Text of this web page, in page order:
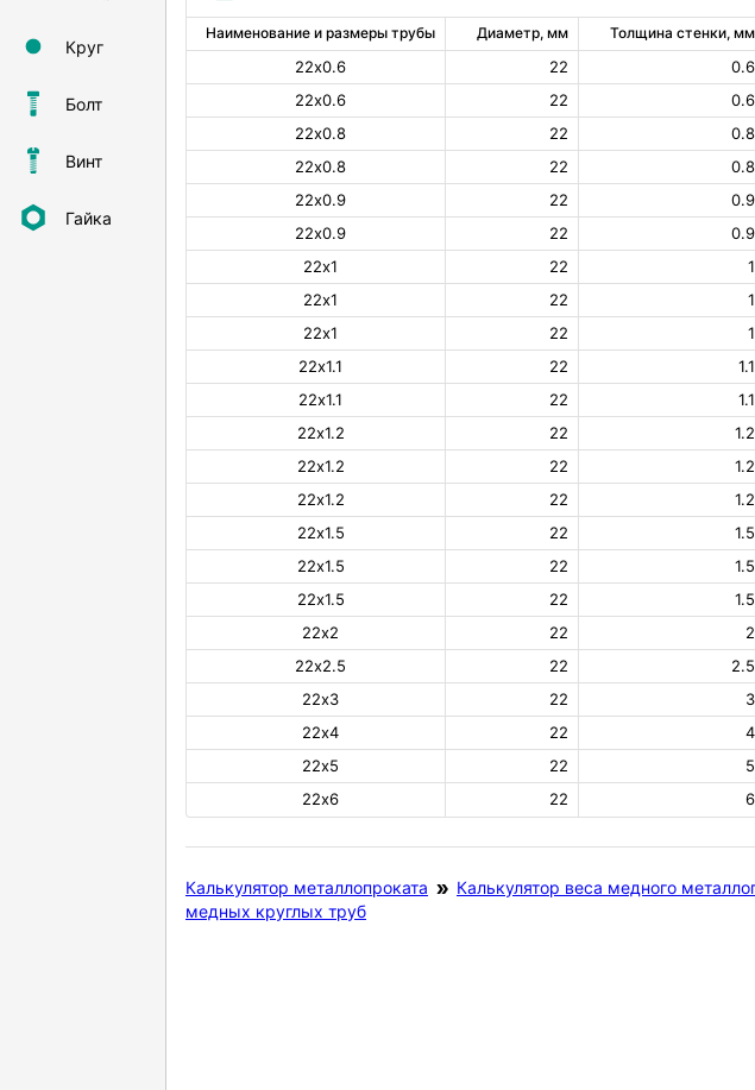
Круг
Болт
Винт
Гайка
Наименование и размеры трубы Диаметр, мм Толщина стенки, мм
22х0.6 22 0.6
22х0.6
22 0.6
22х0.8
22 0.8
22х0.8
22 0.8
22х0.9
22 0.9
22х0.9
22 0.9
22х1
22 1
22х1
22 1
22х1
22 1
22х1.1
22 1.1
22х1.1
22 1.1
22х1.2
22 1.2
22х1.2
22 1.2
22х1.2
22 1.2
22х1.5
22 1.5
22х1.5
22 1.5
22х1.5
22 1.5
22х2
22 2
22х2.5
22 2.5
22х3
22 3
22х4
22 4
22х5
22 5
22х6
22 6
Калькулятор металлопроката Калькулятор веса медного
медных круглых труб